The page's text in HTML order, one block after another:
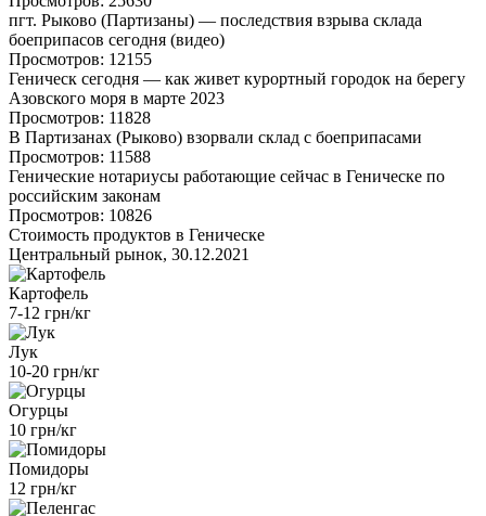
пгт. Рыково (Партизаны) — последствия взрыва склада
боеприпасов сегодня (видео)
Просмотров: 12155
Геническ сегодня — как живет курортный городок на берегу
Азовского моря в марте 2023
Просмотров: 11828
В Партизанах (Рыково) взорвали склад с боеприпасами
Просмотров: 11588
Генические нотариусы работающие сейчас в Геническе по
российским законам
Просмотров: 10826
Стоимость продуктов в Геническе
Центральный рынок, 30.12.2021
Картофель
7-12 грн/кг
Лук
10-20 грн/кг
Огурцы
10 грн/кг
Помидоры
12 грн/кг